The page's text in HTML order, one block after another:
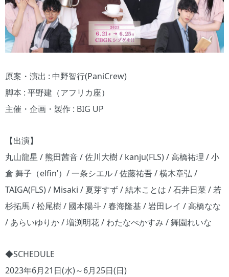
原案・演出 : 中野智行(PaniCrew)
脚本 : 平野建（アフリカ座）
主催・企画・製作 : BIG UP
【出演】
丸山龍星 / 熊田茜音 / 佐川大樹 / kanju(FLS) / 高橋祐理 / 小
倉 舞子（elfin’）/ 一条シエル / 佐藤祐吾 / 横木章弘 /
TAIGA(FLS) / Misaki / 夏芽すず / 結木ことは / 石井日菜 / 若
杉拓馬 / 松尾樹 / 國本陽斗 / 春海隆基 / 岩田レイ / 高橋なな
/ あらいゆりか / 増渕明花 / わたなべかすみ / 舞園れいな
◆SCHEDULE
2023年6月21日(水)～6月25日(日)